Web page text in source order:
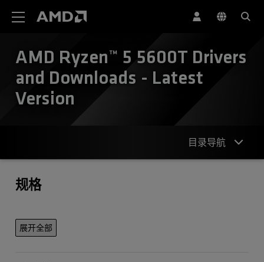
AMD Ryzen™ 5 5600T Drivers
and Downloads - Latest
Version
目录导航
规格
展开全部